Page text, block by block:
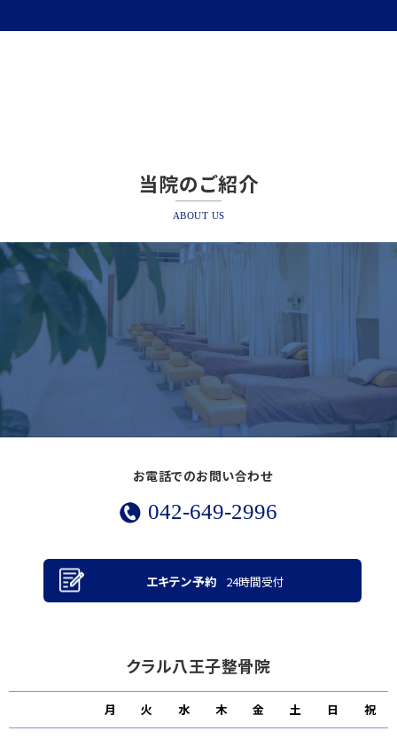
当院のご紹介
ABOUT US
クラル八王子整骨院
月 火 水 木 金 土 日 祝
お電話でのお問い合わせ
042-649-2996
エキテン予約 24時間受付